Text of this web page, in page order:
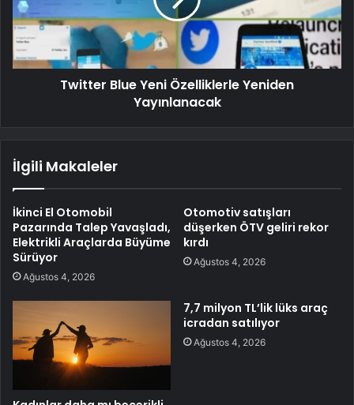
Twitter Blue Yeni Özelliklerle Yeniden
Yayınlanacak
İlgili Makaleler
İkinci El Otomobil
Pazarında Talep Yavaşladı,
Elektrikli Araçlarda Büyüme
Sürüyor
Ağustos 4, 2026
Otomotiv satışları
düşerken ÖTV geliri rekor
kırdı
Ağustos 4, 2026
7,7 milyon TL’lik lüks araç
icradan satılıyor
Ağustos 4, 2026